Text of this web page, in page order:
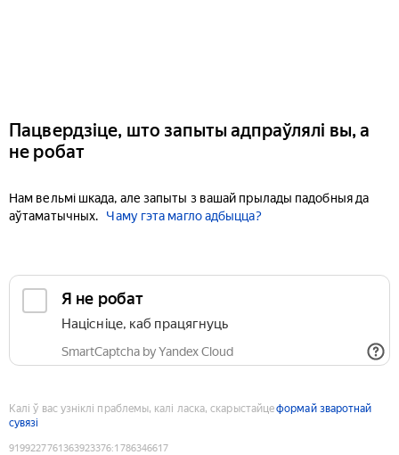
Пацвердзіце, што запыты адпраўлялі вы, а
не робат
Нам вельмі шкада, але запыты з вашай прылады падобныя да
аўтаматычных.
Чаму гэта магло адбыцца?
Я не робат
Націсніце, каб працягнуць
SmartCaptcha by Yandex Cloud
Калі ў вас узніклі праблемы, калі ласка, скарыстайцеформай зваротнай
сувязі
9199227761363923376:1786346617